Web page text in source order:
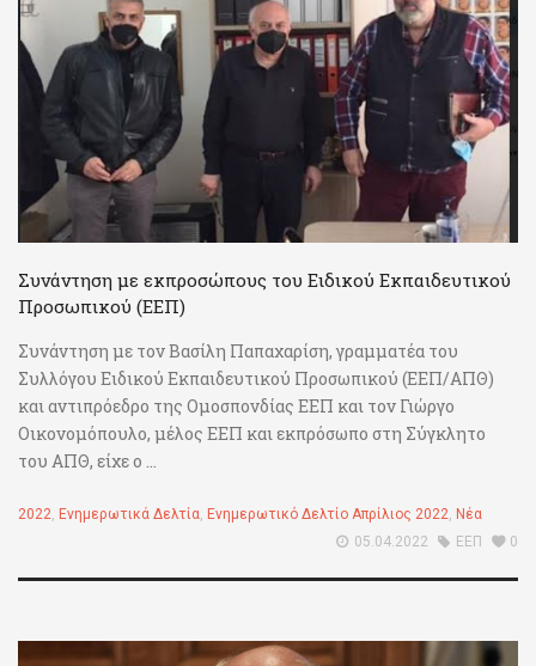
Συνάντηση με εκπροσώπους του Ειδικού Εκπαιδευτικού
Προσωπικού (ΕΕΠ)
Συνάντηση με τον Βασίλη Παπαχαρίση, γραμματέα του
Συλλόγου Ειδικού Εκπαιδευτικού Προσωπικού (ΕΕΠ/ΑΠΘ)
και αντιπρόεδρο της Ομοσπονδίας ΕΕΠ και τον Γιώργο
Οικονομόπουλο, μέλος ΕΕΠ και εκπρόσωπο στη Σύγκλητο
του ΑΠΘ, είχε ο ...
2022, Ενημερωτικά Δελτία, Ενημερωτικό Δελτίο Απρίλιος 2022, Νέα
05.04.2022
ΕΕΠ 0